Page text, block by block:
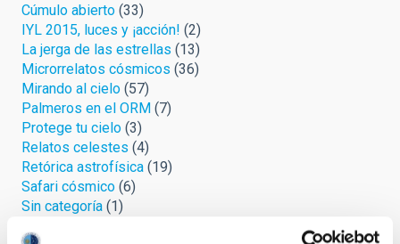
Cúmulo abierto (33)
IYL 2015, luces y ¡acción! (2)
La jerga de las estrellas (13)
Microrrelatos cósmicos (36)
Mirando al cielo (57)
Palmeros en el ORM (7)
Protege tu cielo (3)
Relatos celestes (4)
Retórica astrofísica (19)
Safari cósmico (6)
Sin categoría (1)